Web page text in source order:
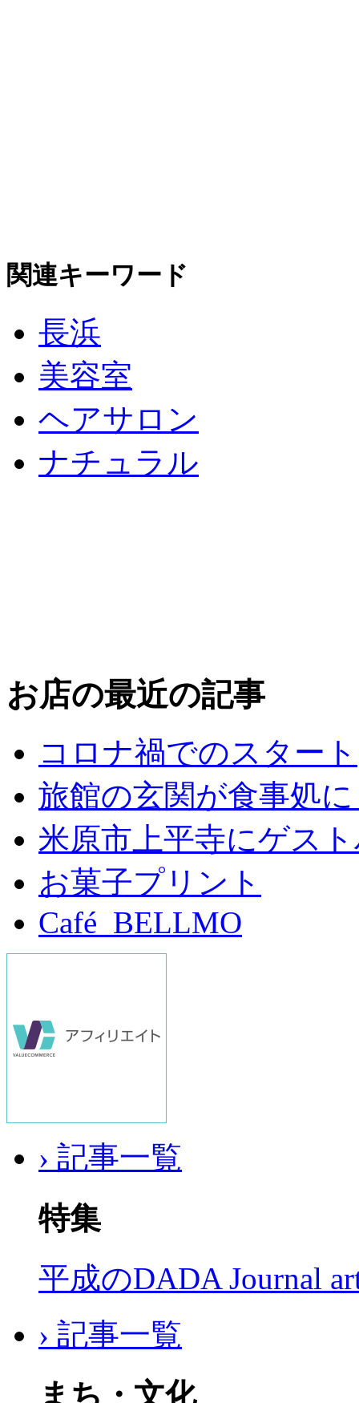
関連キーワード
長浜
美容室
ヘアサロン
ナチュラル
お店の最近の記事
コロナ禍でのスタート
旅館の玄関が食事処
米原市上平寺にゲス
お菓子プリント
Café BELLMO
› 記事一覧
特集
平成のDADA Journal
› 記事一覧
まち・文化